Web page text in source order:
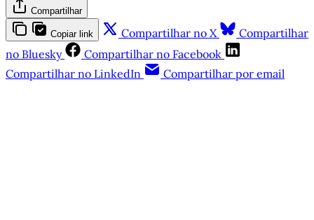
Compartilhar
Copiar link Compartilhar no X
Compartilhar
no Bluesky
Compartilhar no Facebook
Compartilhar no LinkedIn
Compartilhar por email